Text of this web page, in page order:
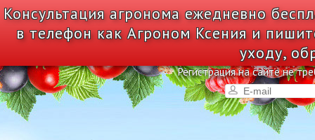
Консультация агронома ежедневно
в телефон как Агроном Ксения и
уходу,
Регистрация на сайте не